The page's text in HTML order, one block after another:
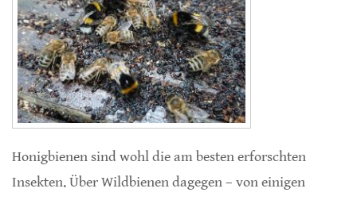
Honigbienen sind wohl die am besten erforschten
Insekten. Über Wildbienen dagegen – von einigen